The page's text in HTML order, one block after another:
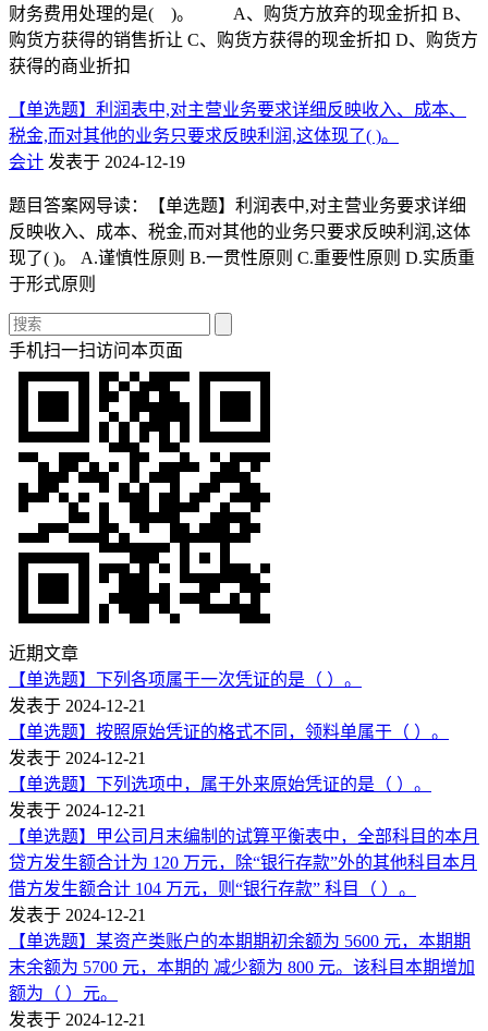
财务费用处理的是( )。 A、购货方放弃的现金折扣 B、
购货方获得的销售折让 C、购货方获得的现金折扣 D、购货方
获得的商业折扣
【单选题】利润表中,对主营业务要求详细反映收入、成本、
税金,而对其他的业务只要求反映利润,这体现了( )。
会计 发表于 2024-12-19
题目答案网导读：【单选题】利润表中,对主营业务要求详细
反映收入、成本、税金,而对其他的业务只要求反映利润,这体
现了( )。 A.谨慎性原则 B.一贯性原则 C.重要性原则 D.实质重
于形式原则
手机扫一扫访问本页面
近期文章
【单选题】下列各项属于一次凭证的是（ ）。
发表于 2024-12-21
【单选题】按照原始凭证的格式不同，领料单属于（ ）。
发表于 2024-12-21
【单选题】下列选项中，属于外来原始凭证的是（ ）。
发表于 2024-12-21
【单选题】甲公司月末编制的试算平衡表中，全部科目的本月
贷方发生额合计为 120 万元，除“银行存款”外的其他科目本月
借方发生额合计 104 万元，则“银行存款” 科目（ ）。
发表于 2024-12-21
【单选题】某资产类账户的本期期初余额为 5600 元，本期期
末余额为 5700 元，本期的 减少额为 800 元。该科目本期增加
额为（ ）元。
发表于 2024-12-21